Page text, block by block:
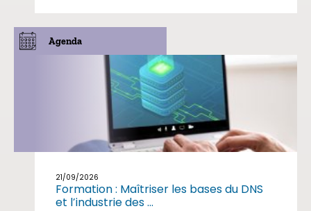
Agenda
21/09/2026
Formation : Maîtriser les bases du DNS
et l’industrie des ...